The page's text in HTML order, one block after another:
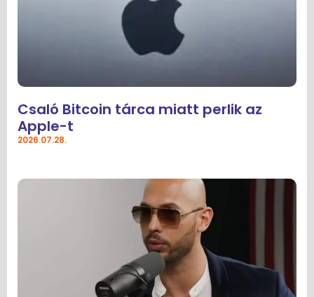
Csaló Bitcoin tárca miatt perlik az
Apple-t
2026.07.28.